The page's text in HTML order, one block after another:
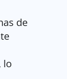
de
lo